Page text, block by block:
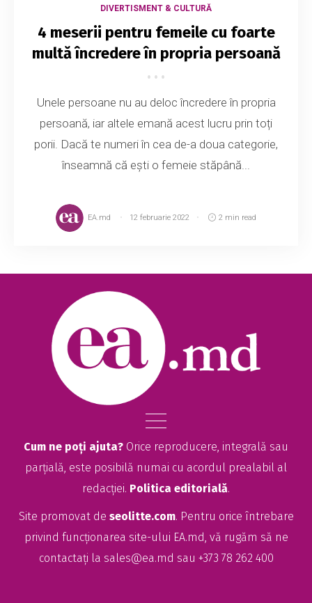
DIVERTISMENT & CULTURĂ
4 meserii pentru femeile cu foarte
multă încredere în propria persoană
Unele persoane nu au deloc încredere în propria
persoană, iar altele emană acest lucru prin toți
porii. Dacă te numeri în cea de-a doua categorie,
înseamnă că ești o femeie stăpână...
EA.md 12 februarie 2022 2 min read
Cum ne poți ajuta? Orice reproducere, integrală sau
parțială, este posibilă numai cu acordul prealabil al
redacției. Politica editorială.
Site promovat de seolitte.com. Pentru orice întrebare
privind funcționarea site-ului EA.md, vă rugăm să ne
contactați la sales@ea.md sau +373 78 262 400